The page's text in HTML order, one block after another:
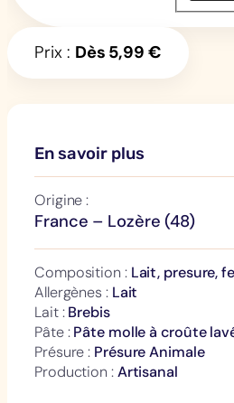
Prix : Dès 5,99 €
En savoir plus
Origine :
France – Lozère (48)
Composition : Lait, presure,
Allergènes : Lait
Lait : Brebis
Pâte : Pâte molle à croûte
Présure : Présure Animale
Production :Artisanal